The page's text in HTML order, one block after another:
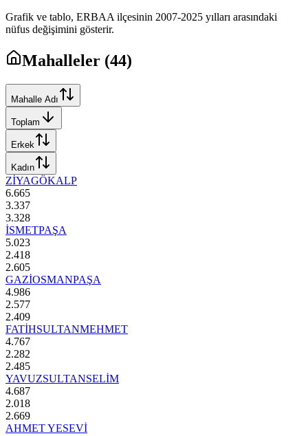
Grafik ve tablo, ERBAA ilçesinin 2007-2025 yılları arasındaki
nüfus değişimini gösterir.
Mahalleler (44)
Mahalle Adı
Toplam
Erkek
Kadın
ZİYAGÖKALP
6.665
3.337
3.328
İSMETPAŞA
5.023
2.418
2.605
GAZİOSMANPAŞA
4.986
2.577
2.409
FATİHSULTANMEHMET
4.767
2.282
2.485
YAVUZSULTANSELİM
4.687
2.018
2.669
AHMET YESEVİ